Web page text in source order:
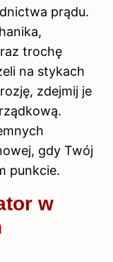
prądu.
trochę
na stykach
zdejmij je
gdy Twój
punkcie.
w